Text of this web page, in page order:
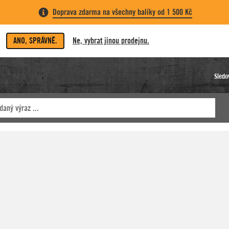
Doprava zdarma na všechny balíky od 1 500 Kč
ANO, SPRÁVNĚ. Ne, vybrat jinou prodejnu.